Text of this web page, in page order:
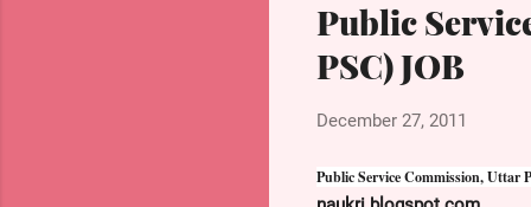
Public
PSC) JOB
December 27, 2011
Public Service Commission, Uttar